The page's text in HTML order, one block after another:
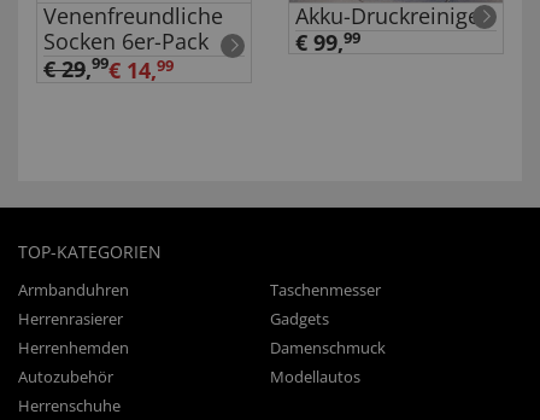
Venenfreundliche
Socken 6er-Pack
€ 29,99€ 14,99
Akku-Druckreiniger
€ 99,99
TOP-KATEGORIEN
Armbanduhren
Taschenmesser
Herrenrasierer
Gadgets
Herrenhemden
Damenschmuck
Autozubehör
Modellautos
Herrenschuhe